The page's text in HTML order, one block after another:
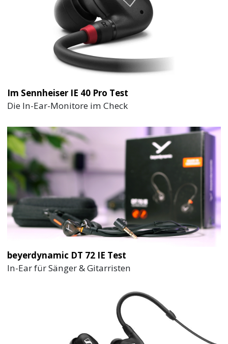
Im Sennheiser IE 40 Pro Test
Die In-Ear-Monitore im Check
beyerdynamic DT 72 IE Test
In-Ear für Sänger & Gitarristen